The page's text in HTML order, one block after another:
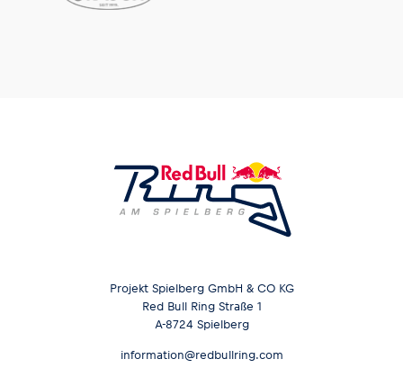
Projekt Spielberg GmbH & CO KG
Red Bull Ring Straße 1
A-8724 Spielberg
information@redbullring.com